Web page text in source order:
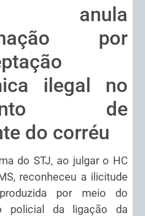
anula
por
ilegal no
de
do corréu
do STJ, ao julgar o HC
reconheceu a ilicitude
por meio do
policial da ligação da